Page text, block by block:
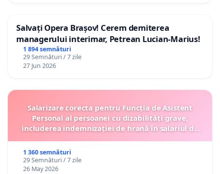
Salvați Opera Brașov! Cerem demiterea
managerului interimar, Petrean Lucian-Marius!
1 894 semnături
29 Semnături / 7 zile
27 Jun 2026
Salarizare corecta pentru Funcția de Asistent
Personal al persoanei cu dizabilități grave,
includerea indemnizației de hrană în salariul de
1 360 semnături
29 Semnături / 7 zile
26 May 2026